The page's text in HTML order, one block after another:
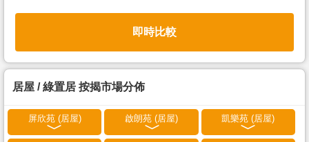
即時比較
居屋 / 綠置居 按揭市場分佈
屏欣苑 (居屋) 啟朗苑 (居屋) 凱樂苑 (居屋)